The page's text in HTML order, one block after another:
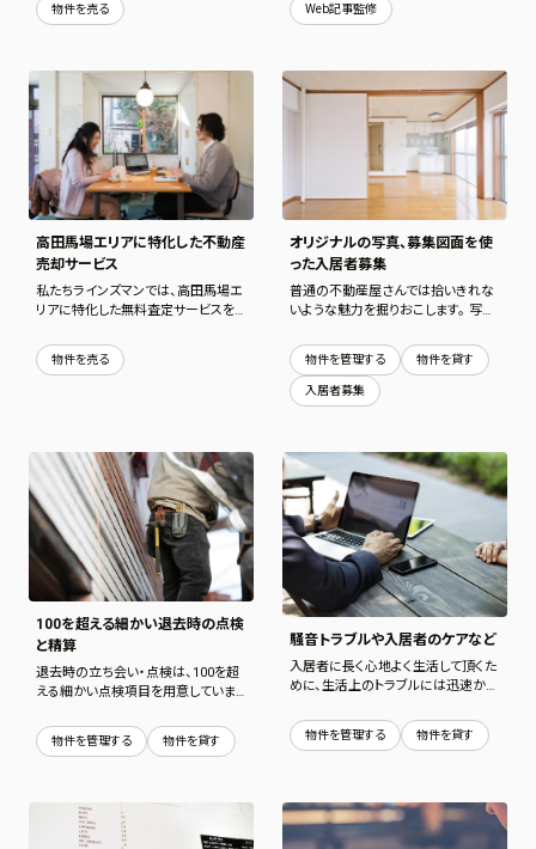
物件を売る Web記事監修
高田馬場エリアに特化した不動産
売却サービス
私たちラインズマンでは、高田馬場エ
リアに特化した無料査定サービスを
検討する際に必要な情報を提供いた
します。
物件を売る
オリジナルの写真、募集図面を使
った入居者募集
普通の不動産屋さんでは拾いきれな
いような魅力を掘りおこします。 写
件の個性をうまく引き出した入居者募
集を展開していきます。
物件を管理する 物件を貸す
入居者募集
100を超える細かい退去時の点検
と精算
退去時の立ち会い・点検は、100を超
える細かい点検項目を用意していま
いい気持ちはしません。次の生活へ気
持ち良く向かうために、きめ細かく点
物件を管理する 物件を貸す
騒音トラブルや入居者のケアなど
入居者に長く心地よく生活して頂くた
めに、生活上のトラブルには迅速かつ
もちろん、入居者への丁寧な対応も
お任せください。
物件を管理する 物件を貸す